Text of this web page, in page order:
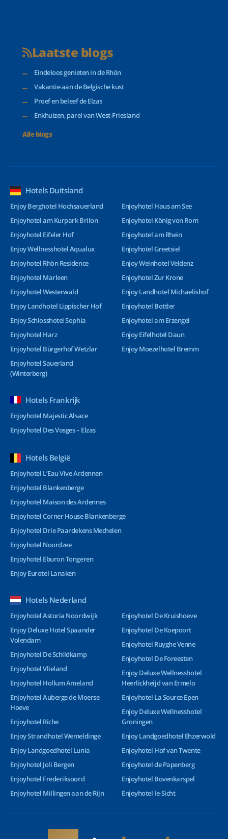
Laatste blogs
Eindeloos genieten in de Rhön
Vakantie aan de Belgische kust
Proef en beleef de Elzas
Enkhuizen, parel van West-Friesland
Alle blogs
Hotels Duitsland
Enjoy Berghotel Hochsauerland
Enjoyhotel am Kurpark Brilon
Enjoyhotel Eifeler Hof
Enjoy Wellnesshotel Aqualux
Enjoyhotel Rhön Residence
Enjoyhotel Marleen
Enjoyhotel Westerwald
Enjoy Landhotel Lippischer Hof
Enjoy Schlosshotel Sophia
Enjoyhotel Harz
Enjoyhotel Bürgerhof Wetzlar
Enjoyhotel Sauerland
(Winterberg)
Enjoyhotel Haus am See
Enjoyhotel König von Rom
Enjoyhotel am Rhein
Enjoyhotel Greetsiel
Enjoy Weinhotel Veldenz
Enjoyhotel Zur Krone
Enjoy Landhotel Michaelishof
Enjoyhotel Bottler
Enjoyhotel am Erzengel
Enjoy Eifelhotel Daun
Enjoy Moezelhotel Bremm
Hotels Frankrijk
Enjoyhotel Majestic Alsace
Enjoyhotel Des Vosges – Elzas
Hotels België
Enjoyhotel L’Eau Vive Ardennen
Enjoyhotel Blankenberge
Enjoyhotel Maison des Ardennes
Enjoyhotel Corner House Blankenberge
Enjoyhotel Drie Paardekens Mechelen
Enjoyhotel Noordzee
Enjoyhotel Eburon Tongeren
Enjoy Eurotel Lanaken
Hotels Nederland
Enjoyhotel Astoria Noordwijk
Enjoy Deluxe Hotel Spaander
Volendam
Enjoyhotel De Schildkamp
Enjoyhotel Vlieland
Enjoyhotel Hollum Ameland
Enjoyhotel Auberge de Moerse
Hoeve
Enjoyhotel Riche
Enjoy Strandhotel Wemeldinge
Enjoy Landgoedhotel Lunia
Enjoyhotel Joli Bergen
Enjoyhotel Frederiksoord
Enjoyhotel Millingen aan de Rijn
Enjoyhotel De Kruishoeve
Enjoyhotel De Koepoort
Enjoyhotel Ruyghe Venne
Enjoyhotel De Foreesten
Enjoy Deluxe Wellnesshotel
Heerlickheijd van Ermelo
Enjoyhotel La Source Epen
Enjoy Deluxe Wellnesshotel
Groningen
Enjoy Landgoedhotel Ehzerwold
Enjoyhotel Hof van Twente
Enjoyhotel de Papenberg
Enjoyhotel Bovenkarspel
Enjoyhotel Ie-Sicht